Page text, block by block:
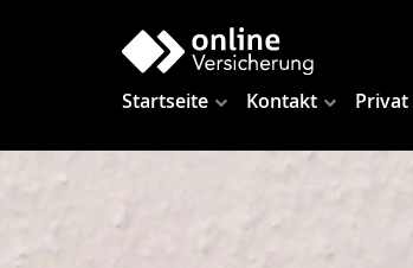
Startseite Kontakt Privat